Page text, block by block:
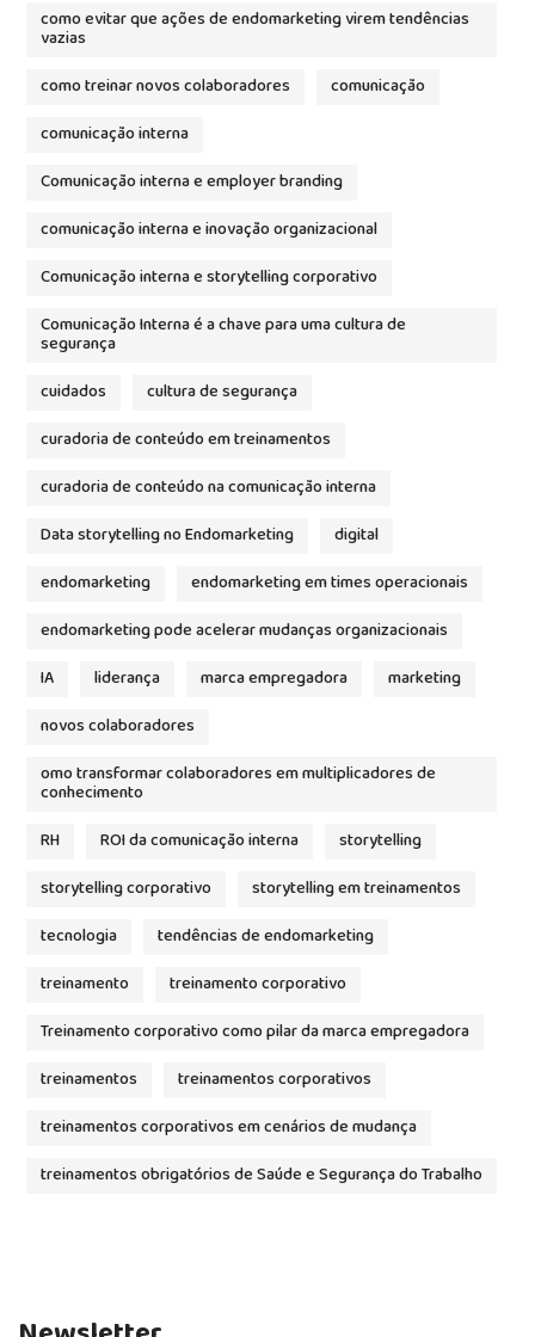
como evitar que ações de endomarketing virem tendências
vazias
como treinar novos colaboradores
comunicação
comunicação interna
Comunicação interna e employer branding
comunicação interna e inovação organizacional
Comunicação interna e storytelling corporativo
Comunicação Interna é a chave para uma cultura de
segurança
cuidados
cultura de segurança
curadoria de conteúdo em treinamentos
curadoria de conteúdo na comunicação interna
Data storytelling no Endomarketing
digital
endomarketing
endomarketing em times operacionais
endomarketing pode acelerar mudanças organizacionais
IA
liderança marca empregadora
marketing
novos colaboradores
omo transformar colaboradores em multiplicadores de
conhecimento
RH
ROI da comunicação interna
storytelling
storytelling corporativo
storytelling em treinamentos
tecnologia
tendências de endomarketing
treinamento
treinamento corporativo
Treinamento corporativo como pilar da marca empregadora
treinamentos
treinamentos corporativos
treinamentos corporativos em cenários de mudança
treinamentos obrigatórios de Saúde e Segurança do Trabalho